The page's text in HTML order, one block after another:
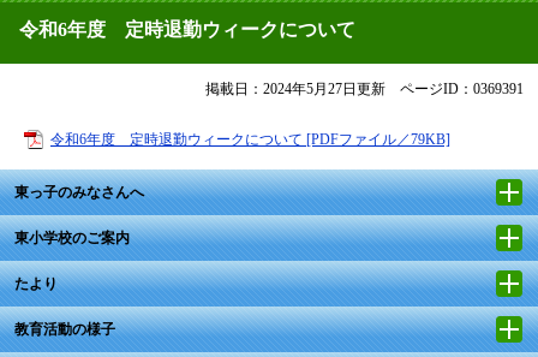
令和6年度 定時退勤ウィークについて
掲載日：2024年5月27日更新 ページID：0369391
令和6年度 定時退勤ウィークについて [PDFファイル／79KB]
東っ子のみなさんへ
東小学校のご案内
たより
教育活動の様子